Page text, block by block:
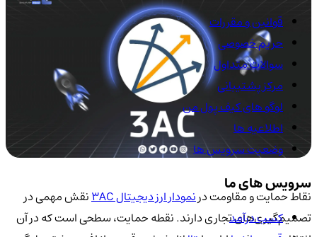
نقاط حمایت و مقاومت درنمودار ارز دیجیتال 3AC
نقش مهمی در
تصمیم‌گیری‌های تجاری دارند. نقطه حمایت، سطحی است که در آن
قوانین و مقررات
حریم خصوصی
سوالات متداول
مرکز پشتیبانی
لوگو های کیف پول من
اطلاعیه ها
وضعیت سرویس ها
سرویس های ما
کسب درآمد